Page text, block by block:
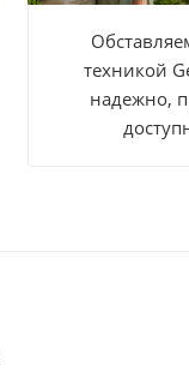
техникой
надежно,